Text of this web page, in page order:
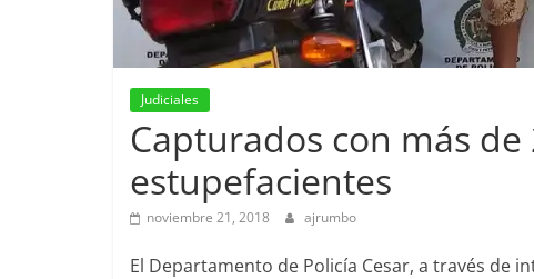
Judiciales
Capturados con más de
estupefacientes
noviembre 21, 2018 ajrumbo
El Departamento de Policía Cesar, a través de